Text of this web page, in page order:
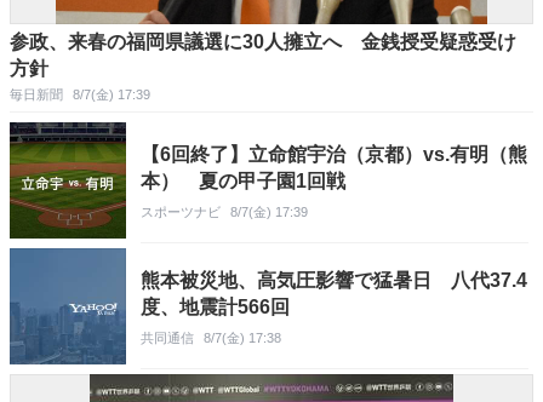
参政、来春の福岡県議選に30人擁立へ 金銭授受疑惑受け
方針
毎日新聞 8/7(金) 17:39
【6回終了】立命館宇治（京都）vs.有明（熊
本） 夏の甲子園1回戦
スポーツナビ 8/7(金) 17:39
熊本被災地、高気圧影響で猛暑日 八代37.4
度、地震計566回
共同通信 8/7(金) 17:38